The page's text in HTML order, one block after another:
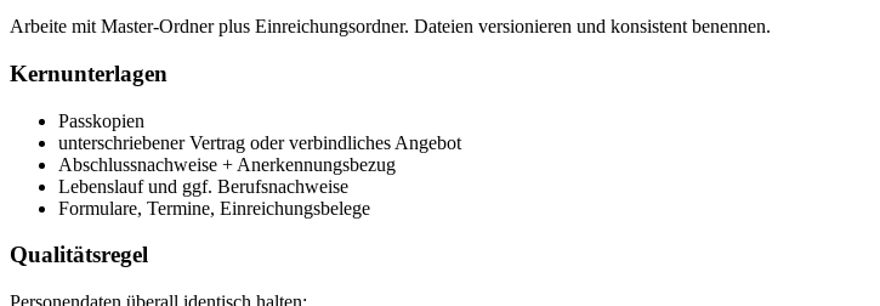
Arbeite mit Master-Ordner plus Einreichungsordner. Dateien versionieren und konsistent benennen.
Kernunterlagen
Passkopien
unterschriebener Vertrag oder verbindliches Angebot
Abschlussnachweise + Anerkennungsbezug
Lebenslauf und ggf. Berufsnachweise
Formulare, Termine, Einreichungsbelege
Qualitätsregel